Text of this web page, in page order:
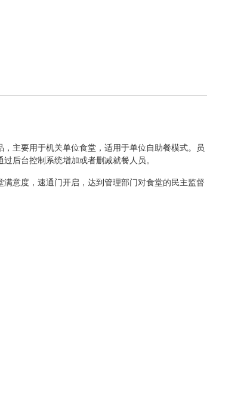
主要用于机关单位食堂，适用于单位自助餐模式。员
后台控制系统增加或者删减就餐人员。
意度，速通门开启，达到管理部门对食堂的民主监督